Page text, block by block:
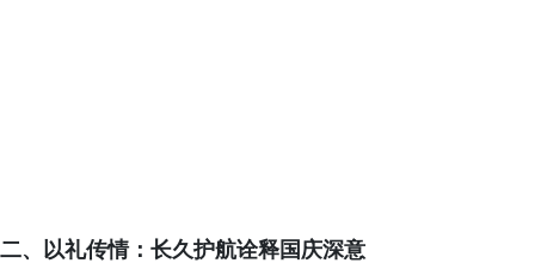
二、以礼传情：长久护航诠释国庆深意